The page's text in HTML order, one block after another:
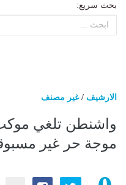
بحث سريع:
الارشيف /غير مصنف
واشنطن تلغي
موجة حر غير